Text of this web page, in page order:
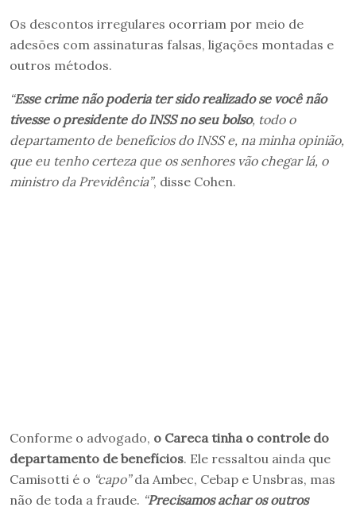
Os descontos irregulares ocorriam por meio de
adesões com assinaturas falsas, ligações montadas e
outros métodos.
“Esse crime não poderia ter sido realizado se você não
tivesse o presidente do INSS no seu bolso, todo o
departamento de benefícios do INSS e, na minha opinião,
que eu tenho certeza que os senhores vão chegar lá, o
ministro da Previdência”, disse Cohen.
Conforme o advogado, o Careca tinha o controle do
departamento de benefícios. Ele ressaltou ainda que
Camisotti é o “capo”da Ambec, Cebap e Unsbras, mas
não de toda a fraude. “Precisamos achar os outros